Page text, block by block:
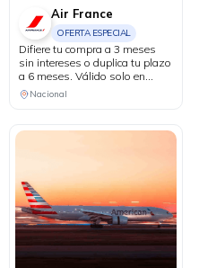
Air France
OFERTA ESPECIAL
Difiere tu compra a 3 meses
sin intereses o duplica tu plazo
a 6 meses. Válido solo en
puntos de venta físicos y
agencias de viaje.
Nacional